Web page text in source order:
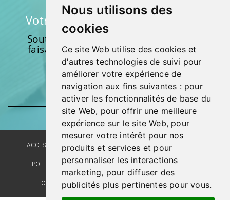
Nous utilisons des
cookies
Ce site Web utilise des cookies et
d'autres technologies de suivi pour
améliorer votre expérience de
navigation aux fins suivantes : pour
activer les fonctionnalités de base du
site Web, pour offrir une meilleure
expérience sur le site Web, pour
mesurer votre intérêt pour nos
produits et services et pour
personnaliser les interactions
marketing, pour diffuser des
publicités plus pertinentes pour vous.
Votre soutien fait une différence
Soutenez l’une de nos fondations en
faisant un don et en participant aux
activités.
Donnez généreusement!
ACCESSIBILITÉ PLAN DU SITE POLITIQUE LINGUISTIQUE
POLITIQUE DE CONFIDENTIALITÉ RÉALISATION DU SITE
COMMENTAIRES, SUGGESTIONS, REMERCIEMENTS